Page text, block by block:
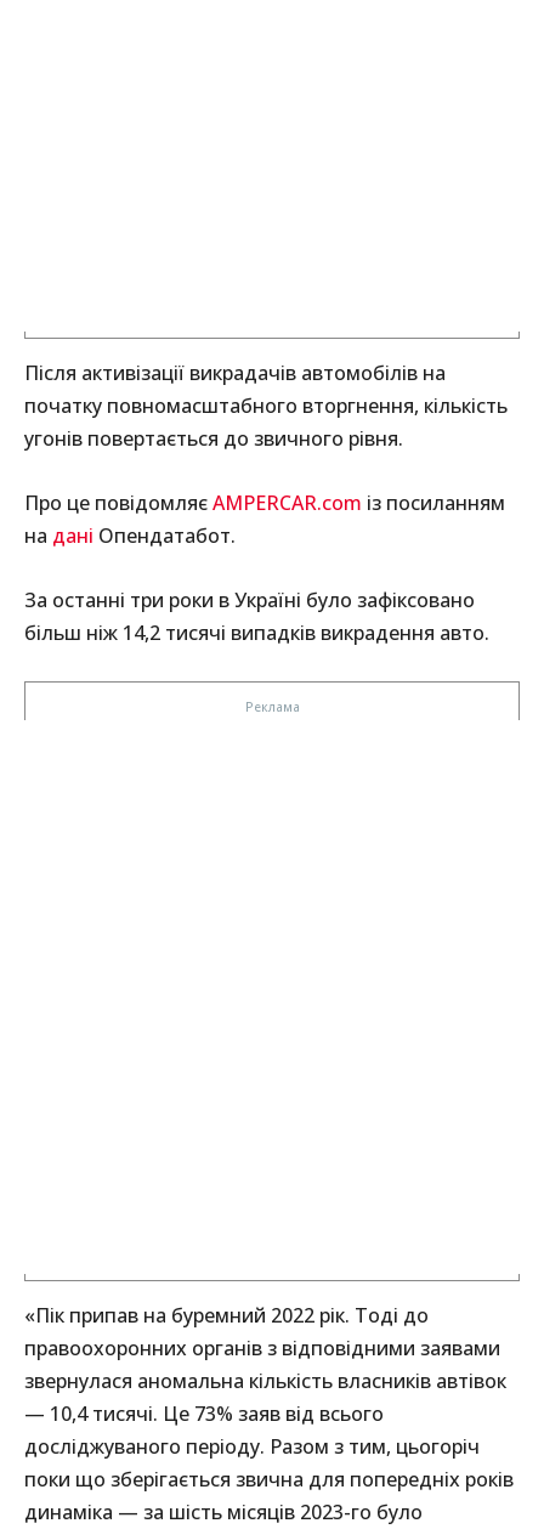
Після активізації викрадачів автомобілів на
початку повномасштабного вторгнення, кількість
угонів повертається до звичного рівня.
Про це повідомляєAMPERCAR.com із посиланням
на дані Опендатабот.
За останні три роки в Україні було зафіксовано
більш ніж 14,2 тисячі випадків викрадення авто.
«Пік припав на буремний 2022 рік. Тоді до
правоохоронних органів з відповідними заявами
звернулася аномальна кількість власників автівок
— 10,4 тисячі. Це 73% заяв від всього
досліджуваного періоду. Разом з тим, цьогоріч
поки що зберігається звична для попередніх років
динаміка — за шість місяців 2023-го було